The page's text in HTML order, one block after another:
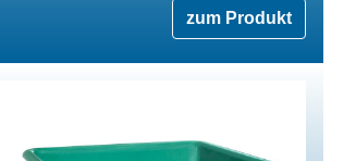
zum Produkt